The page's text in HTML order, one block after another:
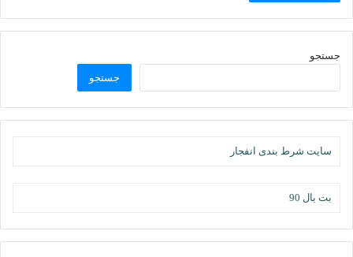
جستجو
جستجو
سایت شرط بندی انفجار
بت بال 90